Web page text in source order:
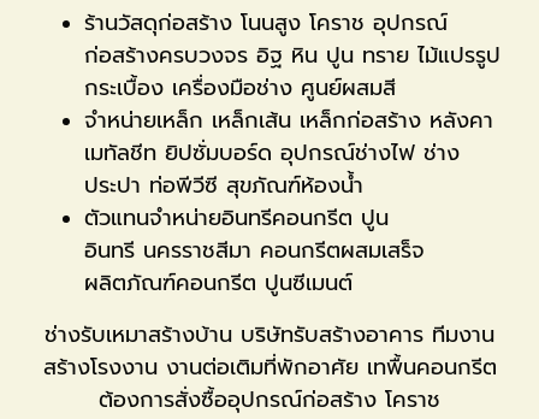
ร้านวัสดุก่อสร้าง โนนสูง โคราช อุปกรณ์
ก่อสร้างครบวงจร อิฐ หิน ปูน ทราย ไม้แปรรูป
กระเบื้อง เครื่องมือช่าง ศูนย์ผสมสี
จำหน่ายเหล็ก เหล็กเส้น เหล็กก่อสร้าง หลังคา
เมทัลชีท ยิปซั่มบอร์ด อุปกรณ์ช่างไฟ ช่าง
ประปา ท่อพีวีซี สุขภัณฑ์ห้องน้ำ
ตัวแทนจำหน่ายอินทรีคอนกรีต ปูน
อินทรี นครราชสีมา คอนกรีตผสมเสร็จ
ผลิตภัณฑ์คอนกรีต ปูนซีเมนต์
ช่างรับเหมา​​​​​​สร้างบ้าน บริษัทรับสร้างอาคาร ทีมงาน
สร้างโรงงาน งานต่อเติมที่พักอาศัย เทพื้นคอนกรีต
ต้องการสั่งซื้ออุปกรณ์ก่อสร้าง โคราช